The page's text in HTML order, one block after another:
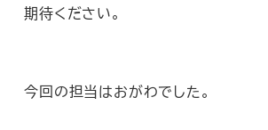
期待ください。
今回の担当はおがわでした。